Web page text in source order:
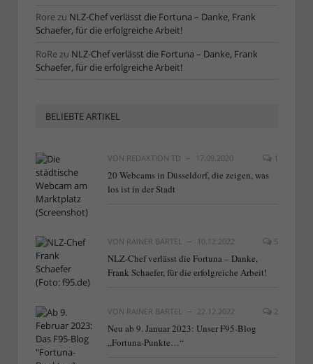
Rorezu NLZ-Chef verlässt die Fortuna – Danke, Frank
Schaefer, für die erfolgreiche Arbeit!
RoRezu NLZ-Chef verlässt die Fortuna – Danke, Frank
Schaefer, für die erfolgreiche Arbeit!
BELIEBTE ARTIKEL
VON REDAKTION TD 17.09.2020 1
20 Webcams in Düsseldorf, die zeigen, was
los ist in der Stadt
VON RAINER BARTEL 10.12.2022 5
NLZ-Chef verlässt die Fortuna – Danke,
Frank Schaefer, für die erfolgreiche Arbeit!
VON RAINER BARTEL 22.12.2022 2
Neu ab 9. Januar 2023: Unser F95-Blog
„Fortuna-Punkte…“